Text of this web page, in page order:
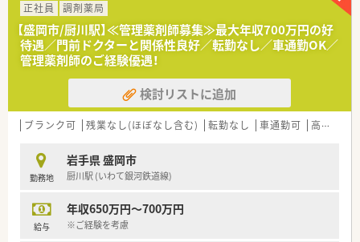
正社員
調剤薬局
【盛岡市/厨川駅】≪管理薬剤師募集≫最大年収700万円の好
待遇／門前ドクターと関係性良好／転勤なし／車通勤OK／
管理薬剤師のご経験優遇！
検討リストに追加
ブランク可 残業なし(ほぼなし含む) 転勤なし 車通勤可 高給与(600万円以上)
勤務地
岩手県 盛岡市
厨川駅 (いわて銀河鉄道線)
給与
年収650万円～700万円
※ご経験を考慮